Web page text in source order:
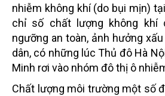
nhiễm không khí (do bụi mịn)
chỉ số chất lượng không khí
ngưỡng an toàn, ảnh hưởng
dân, có những lúc Thủ đô Hà
Minh rơi vào nhóm đô thị ô
Chất lượng môi trường một số